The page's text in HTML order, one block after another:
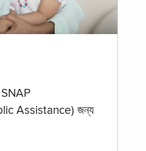
Assistance) জন্য